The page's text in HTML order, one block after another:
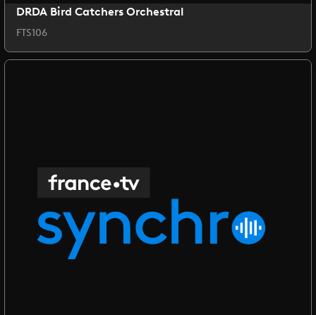
DRDA Bird Catchers Orchestral
FTS106